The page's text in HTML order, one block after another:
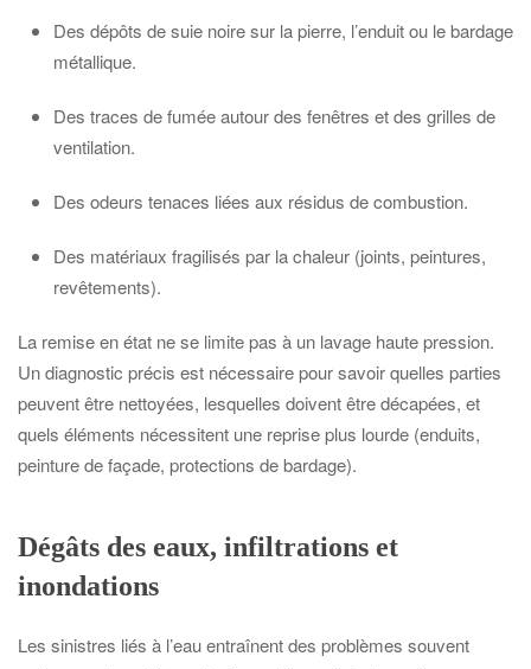
Des dépôts de suie noire sur la pierre, l’enduit ou le bardage
métallique.
Des traces de fumée autour des fenêtres et des grilles de
ventilation.
Des odeurs tenaces liées aux résidus de combustion.
Des matériaux fragilisés par la chaleur (joints, peintures,
revêtements).
La remise en état ne se limite pas à un lavage haute pression.
Un diagnostic précis est nécessaire pour savoir quelles parties
peuvent être nettoyées, lesquelles doivent être décapées, et
quels éléments nécessitent une reprise plus lourde (enduits,
peinture de façade, protections de bardage).
Dégâts des eaux, infiltrations et
inondations
Les sinistres liés à l’eau entraînent des problèmes souvent